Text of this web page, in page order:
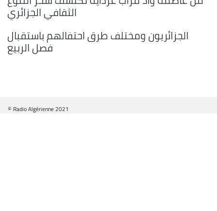
الثقافي الجزائري
الجزائريون ومختلف طرق احتفالهم باستقبال
فصل الربيع
© Radio Algérienne 2021